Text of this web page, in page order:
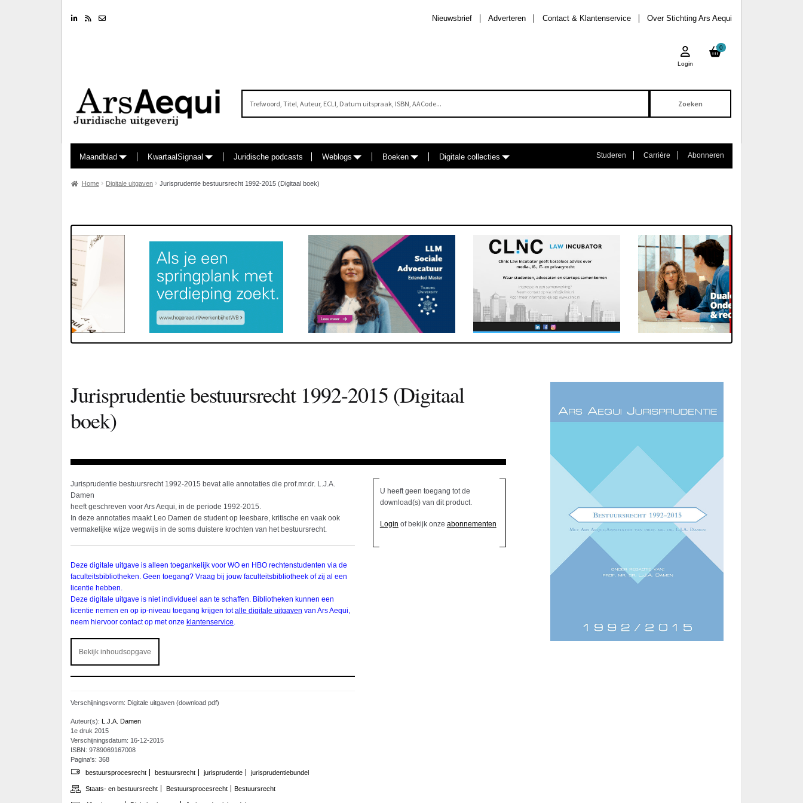
LinkedinRSS feed Over Stichting Ars Aequi
Contact & Klantenservice
Adverteren
Nieuwsbrief
0
Login
Maandblad KwartaalSignaal Juridische podcasts Weblogs Boeken Digitale collecties Studeren Carrière Abonneren
Home Digitale uitgaven Jurisprudentie bestuursrecht 1992-2015 (Digitaal boek)
Jurisprudentie bestuursrecht 1992-2015 (Digitaal
boek)
Jurisprudentie bestuursrecht 1992-2015 bevat alle annotaties die prof.mr.dr. L.J.A.
Damen
heeft geschreven voor Ars Aequi, in de periode 1992-2015.
In deze annotaties maakt Leo Damen de student op leesbare, kritische en vaak ook
vermakelijke wijze wegwijs in de soms duistere krochten van het bestuursrecht.
Deze digitale uitgave is alleen toegankelijk voor WO en HBO rechtenstudenten via de
faculteitsbibliotheken. Geen toegang? Vraag bij jouw faculteitsbibliotheek of zij al een
licentie hebben.
Deze digitale uitgave is niet individueel aan te schaffen. Bibliotheken kunnen een
licentie nemen en op ip-niveau toegang krijgen totalle digitale uitgaven van Ars Aequi,
neem hiervoor contact op met onze klantenservice.
Bekijk inhoudsopgave
Verschijningsvorm: Digitale uitgaven (download pdf)
Auteur(s): L.J.A. Damen
1e druk 2015
Verschijningsdatum: 16-12-2015
ISBN: 9789069167008
Pagina's: 368
bestuursprocesrecht
bestuursrecht jurisprudentie jurisprudentiebundel
Staats- en bestuursrecht Bestuursprocesrecht Bestuursrecht
U heeft geen toegang tot de
download(s) van dit product.
Login of bekijk onze abonnementen